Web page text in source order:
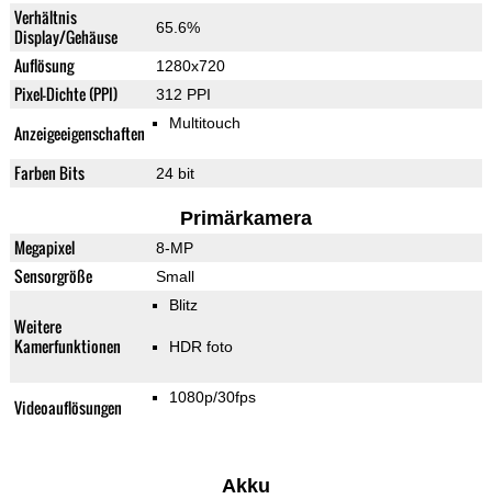
Verhältnis
Display/Gehäuse
65.6%
Auflösung 1280x720
Pixel-Dichte (PPI) 312 PPI
Anzeigeeigenschaften Multitouch
Farben Bits 24 bit
Primärkamera
Megapixel 8-MP
Sensorgröße Small
Weitere
Kamerfunktionen
Blitz
HDR foto
Videoauflösungen 1080p/30fps
Akku